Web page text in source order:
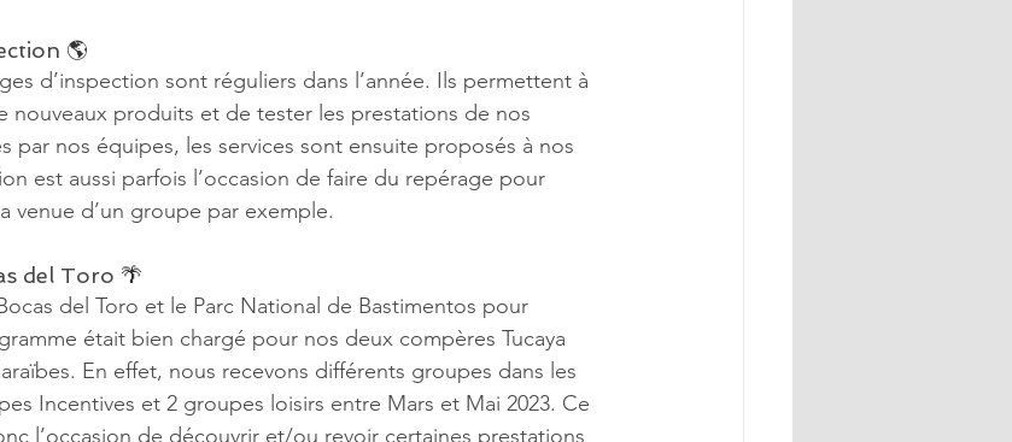
🌎
d’inspection sont réguliers dans l’année. Ils permettent à
nouveaux produits et de tester les prestations de nos
par nos équipes, les services sont ensuite proposés à nos
est aussi parfois l’occasion de faire du repérage pour
venue d’un groupe par exemple.
del Toro 🌴
del Toro et le Parc National de Bastimentos pour
était bien chargé pour nos deux compères Tucaya
En effet, nous recevons différents groupes dans les
Incentives et 2 groupes loisirs entre Mars et Mai 2023. Ce
l’occasion de découvrir et/ou revoir certaines prestations